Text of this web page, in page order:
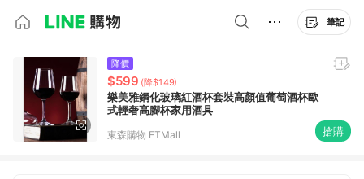
筆記
降價
$599 (降$149)
樂美雅鋼化玻璃紅酒杯套裝高顏值葡萄酒杯歐
式輕奢高腳杯家用酒具
東森購物 ETMall 搶購